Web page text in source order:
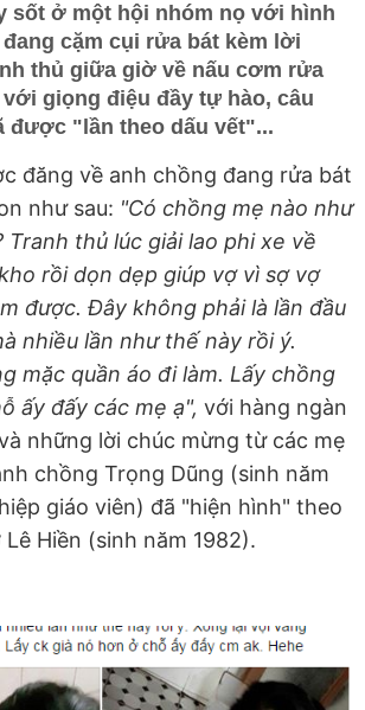
sốt ở một hội nhóm nọ với hình
cặm cụi rửa bát kèm lời
thủ giữa giờ về nấu cơm rửa
giọng điệu đầy tự hào, câu
được "lần theo dấu vết"...
đăng về anh chồng đang rửa bát
như sau: "Có chồng mẹ nào như
Tranh thủ lúc giải lao phi xe về
rồi dọn dẹp giúp vợ vì sợ vợ
được. Đây không phải là lần đầu
nhiều lần như thế này rồi ý.
mặc quần áo đi làm. Lấy chồng
ấy đấy các mẹ ạ", với hàng ngàn
những lời chúc mừng từ các mẹ
chồng Trọng Dũng (sinh năm
giáo viên) đã "hiện hình" theo
Hiền (sinh năm 1982).